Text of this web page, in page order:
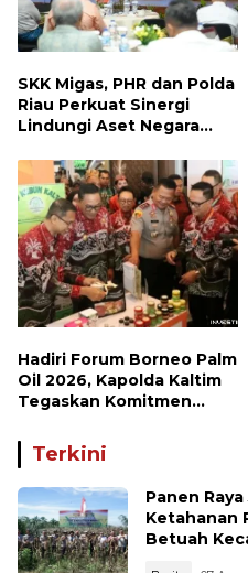
SKK Migas, PHR dan Polda
Riau Perkuat Sinergi
Lindungi Aset Negara
Energi Nasional
Hadiri Forum Borneo Palm
Oil 2026, Kapolda Kaltim
Tegaskan Komitmen
Terkini
Panen
Ketahanan
Betuah